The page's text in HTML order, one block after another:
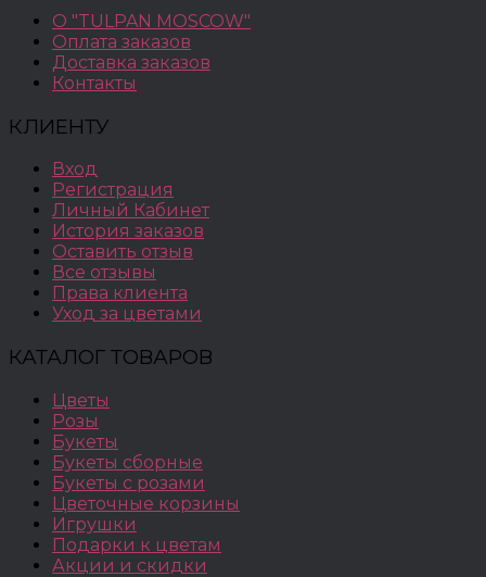
О "TULPAN MOSCOW"
Оплата заказов
Доставка заказов
Контакты
КЛИЕНТУ
Вход
Регистрация
Личный Кабинет
История заказов
Оставить отзыв
Все отзывы
Права клиента
Уход за цветами
КАТАЛОГ ТОВАРОВ
Цветы
Розы
Букеты
Букеты сборные
Букеты с розами
Цветочные корзины
Игрушки
Подарки к цветам
Акции и скидки